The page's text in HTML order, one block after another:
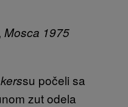
Mosca 1975
su počeli sa
zut odela